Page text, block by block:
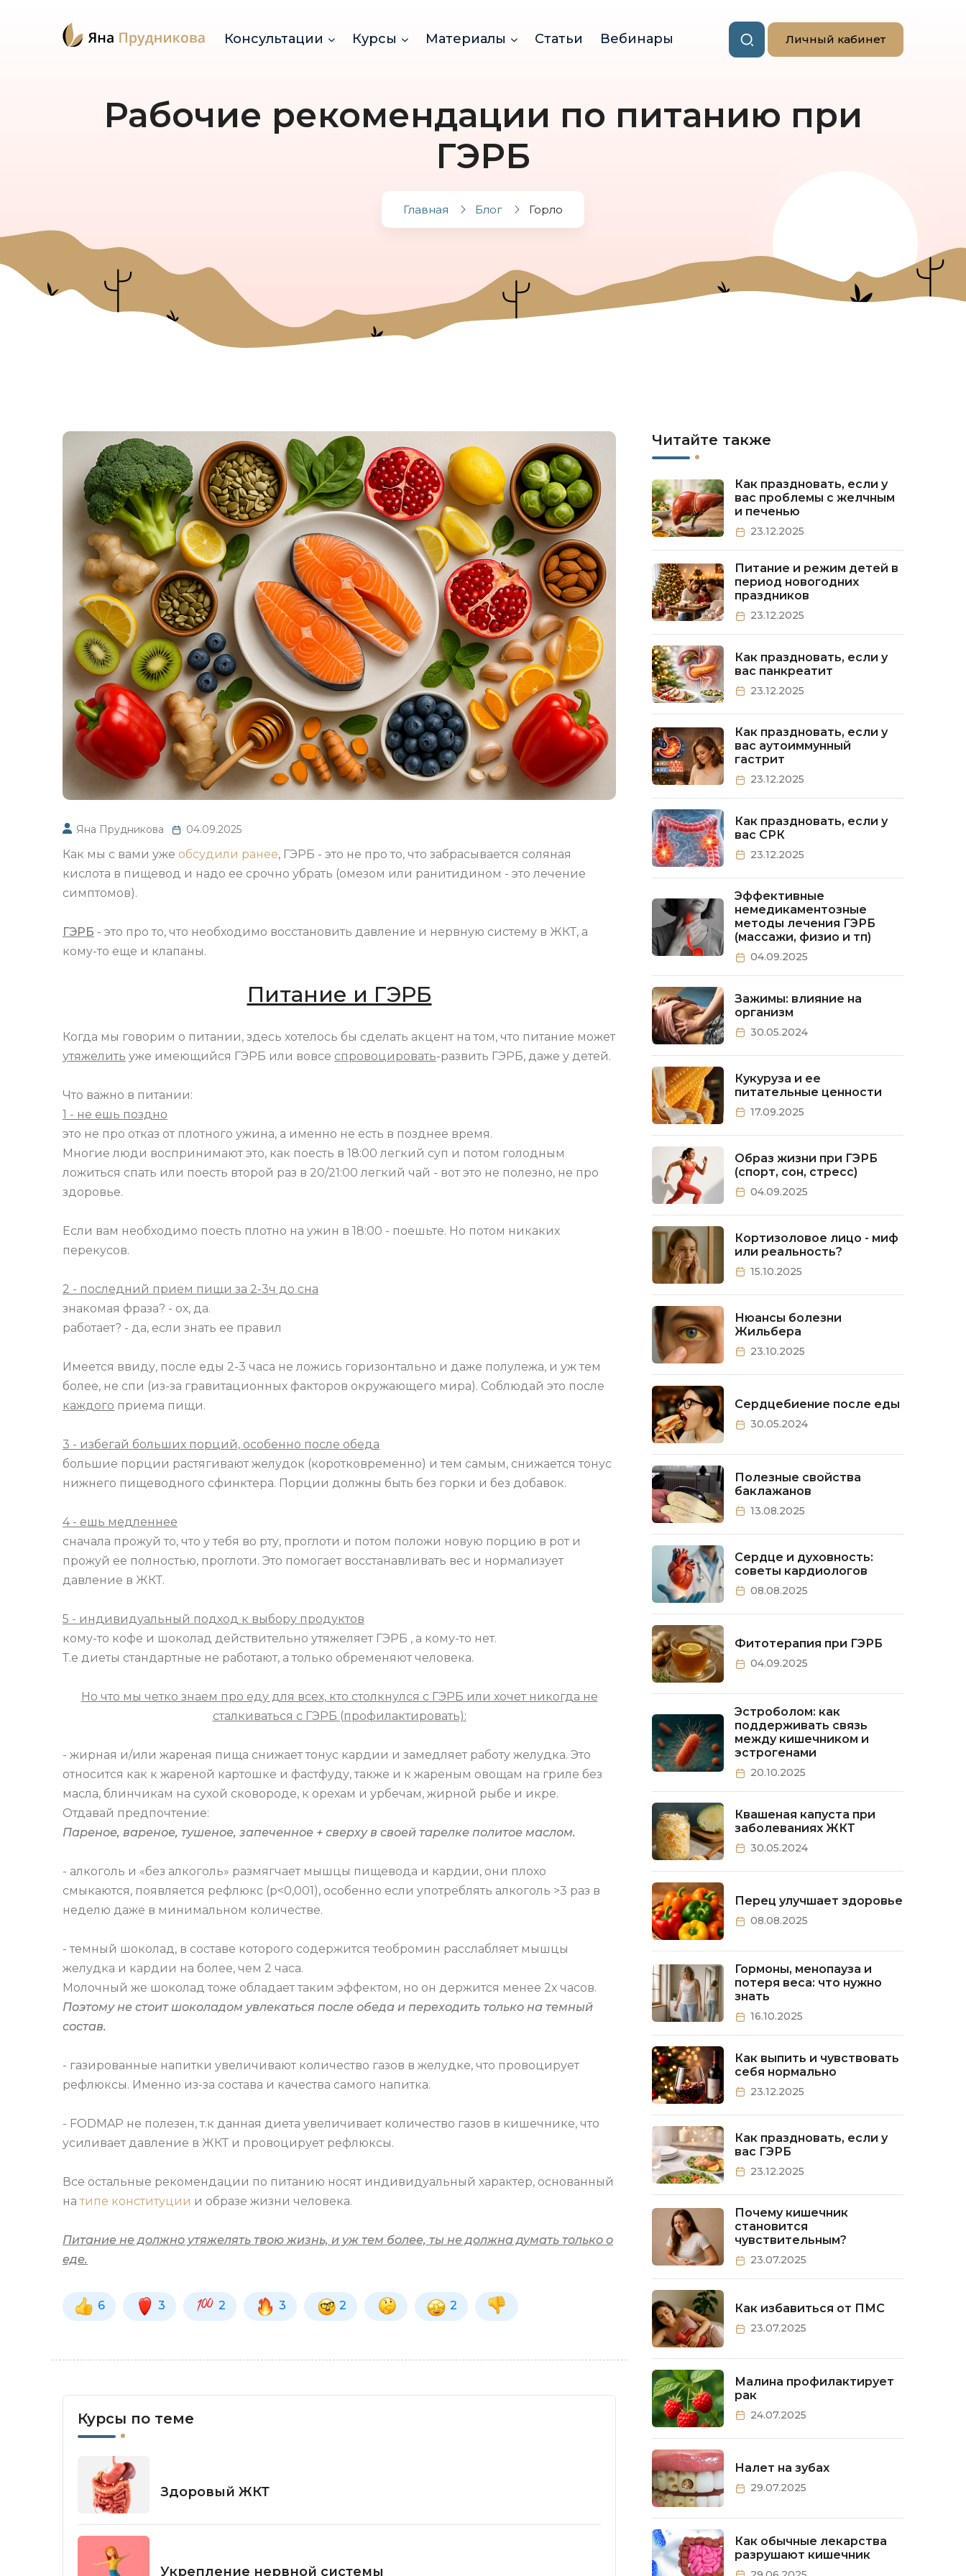
Личный кабинет
Консультации Курсы Материалы Статьи Вебинары
Рабочие рекомендации по питанию при
ГЭРБ
Главная Блог Горло
Яна Прудникова 04.09.2025
Как мы с вами уже обсудили ранее, ГЭРБ - это не про то, что забрасывается соляная
кислота в пищевод и надо ее срочно убрать (омезом или ранитидином - это лечение
симптомов).
ГЭРБ - это про то, что необходимо восстановить давление и нервную систему в ЖКТ, а
кому-то еще и клапаны.
Питание и ГЭРБ
Когда мы говорим о питании, здесь хотелось бы сделать акцент на том, что питание может
утяжелить уже имеющийся ГЭРБ или вовсе спровоцировать-развить ГЭРБ, даже у детей.
Что важно в питании:
1 - не ешь поздно
это не про отказ от плотного ужина, а именно не есть в позднее время.
Многие люди воспринимают это, как поесть в 18:00 легкий суп и потом голодным
ложиться спать или поесть второй раз в 20/21:00 легкий чай - вот это не полезно, не про
здоровье.
Если вам необходимо поесть плотно на ужин в 18:00 - поешьте. Но потом никаких
перекусов.
2 - последний прием пищи за 2-3ч до сна
знакомая фраза? - ох, да.
работает? - да, если знать ее правил
Имеется ввиду, после еды 2-3 часа не ложись горизонтально и даже полулежа, и уж тем
более, не спи (из-за гравитационных факторов окружающего мира). Соблюдай это после
каждого приема пищи.
3 - избегай больших порций, особенно после обеда
большие порции растягивают желудок (коротковременно) и тем самым, снижается тонус
нижнего пищеводного сфинктера. Порции должны быть без горки и без добавок.
4 - ешь медленнее
сначала прожуй то, что у тебя во рту, проглоти и потом положи новую порцию в рот и
прожуй ее полностью, проглоти. Это помогает восстанавливать вес и нормализует
давление в ЖКТ.
5 - индивидуальный подход к выбору продуктов
кому-то кофе и шоколад действительно утяжеляет ГЭРБ , а кому-то нет.
Т.е диеты стандартные не работают, а только обременяют человека.
Но что мы четко знаем про еду для всех, кто столкнулся с ГЭРБ или хочет никогда не
сталкиваться с ГЭРБ (профилактировать):
- жирная и/или жареная пища снижает тонус кардии и замедляет работу желудка. Это
относится как к жареной картошке и фастфуду, также и к жареным овощам на гриле без
масла, блинчикам на сухой сковороде, к орехам и урбечам, жирной рыбе и икре.
Отдавай предпочтение:
Пареное, вареное, тушеное, запеченное + сверху в своей тарелке политое маслом.
- алкоголь и «без алкоголь» размягчает мышцы пищевода и кардии, они плохо
смыкаются, появляется рефлюкс (p<0,001), особенно если употреблять алкоголь >3 раз в
неделю даже в минимальном количестве.
- темный шоколад, в составе которого содержится теобромин расслабляет мышцы
желудка и кардии на более, чем 2 часа.
Молочный же шоколад тоже обладает таким эффектом, но он держится менее 2х часов.
Поэтому не стоит шоколадом увлекаться после обеда и переходить только на темный
состав.
- газированные напитки увеличивают количество газов в желудке, что провоцирует
рефлюксы. Именно из-за состава и качества самого напитка.
- FODMAP не полезен, т.к данная диета увеличивает количество газов в кишечнике, что
усиливает давление в ЖКТ и провоцирует рефлюксы.
Все остальные рекомендации по питанию носят индивидуальный характер, основанный
натипе конституции и образе жизни человека.
Питание не должно утяжелять твою жизнь, и уж тем более, ты не должна думать только о
еде.
6 3 2 3 2 2
Курсы по теме
Здоровый ЖКТ
Укрепление нервной системы
Читайте также
Как праздновать, если у
вас проблемы с желчным
и печенью
23.12.2025
Питание и режим детей в
период новогодних
праздников
23.12.2025
Как праздновать, если у
вас панкреатит
23.12.2025
Как праздновать, если у
вас аутоиммунный
гастрит
23.12.2025
Как праздновать, если у
вас СРК
23.12.2025
Эффективные
немедикаментозные
методы лечения ГЭРБ
(массажи, физио и тп)
04.09.2025
Зажимы: влияние на
организм
30.05.2024
Кукуруза и ее
питательные ценности
17.09.2025
Образ жизни при ГЭРБ
(спорт, сон, стресс)
04.09.2025
Кортизоловое лицо - миф
или реальность?
15.10.2025
Нюансы болезни
Жильбера
23.10.2025
Сердцебиение после еды
30.05.2024
Полезные свойства
баклажанов
13.08.2025
Сердце и духовность:
советы кардиологов
08.08.2025
Фитотерапия при ГЭРБ
04.09.2025
Эстроболом: как
поддерживать связь
между кишечником и
эстрогенами
20.10.2025
Квашеная капуста при
заболеваниях ЖКТ
30.05.2024
Перец улучшает здоровье
08.08.2025
Гормоны, менопауза и
потеря веса: что нужно
знать
16.10.2025
Как выпить и чувствовать
себя нормально
23.12.2025
Как праздновать, если у
вас ГЭРБ
23.12.2025
Почему кишечник
становится
чувствительным?
23.07.2025
Как избавиться от ПМС
23.07.2025
Малина профилактирует
рак
24.07.2025
Налет на зубах
29.07.2025
Как обычные лекарства
разрушают кишечник